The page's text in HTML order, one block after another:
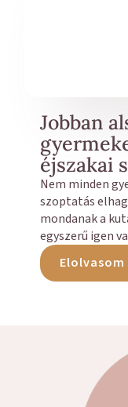
Jobban
éjszakai
Nem minden
szoptatás
mondanak a
egyszerű igen
Elolvasom